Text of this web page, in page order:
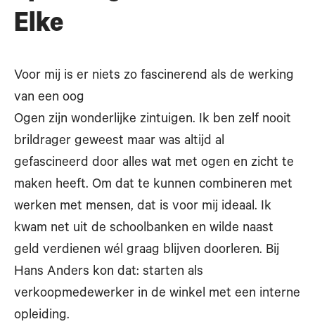
Elke
Voor mij is er niets zo fascinerend als de werking
van een oog
Ogen zijn wonderlijke zintuigen. Ik ben zelf nooit
brildrager geweest maar was altijd al
gefascineerd door alles wat met ogen en zicht te
maken heeft. Om dat te kunnen combineren met
werken met mensen, dat is voor mij ideaal. Ik
kwam net uit de schoolbanken en wilde naast
geld verdienen wél graag blijven doorleren. Bij
Hans Anders kon dat: starten als
verkoopmedewerker in de winkel met een interne
opleiding.